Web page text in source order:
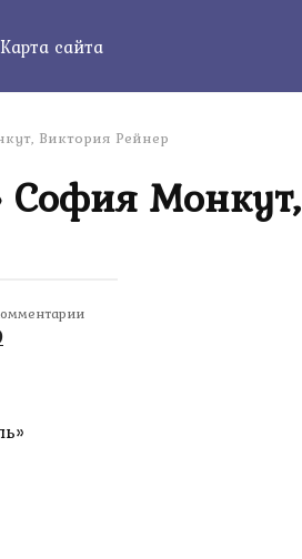
Карта сайта
Виктория Рейнер
София Монкут,